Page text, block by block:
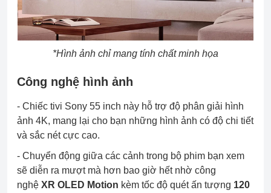
*Hình ảnh chỉ mang tính chất minh họa
Công nghệ hình ảnh
- Chiếc tivi Sony 55 inch này hỗ trợ độ phân giải hình
ảnh 4K, mang lại cho bạn những hình ảnh có độ chi tiết
và sắc nét cực cao.
- Chuyển động giữa các cảnh trong bộ phim bạn xem
sẽ diễn ra mượt mà hơn bao giờ hết nhờ công
nghệ XR OLED Motion kèm tốc độ quét ấn tượng 120